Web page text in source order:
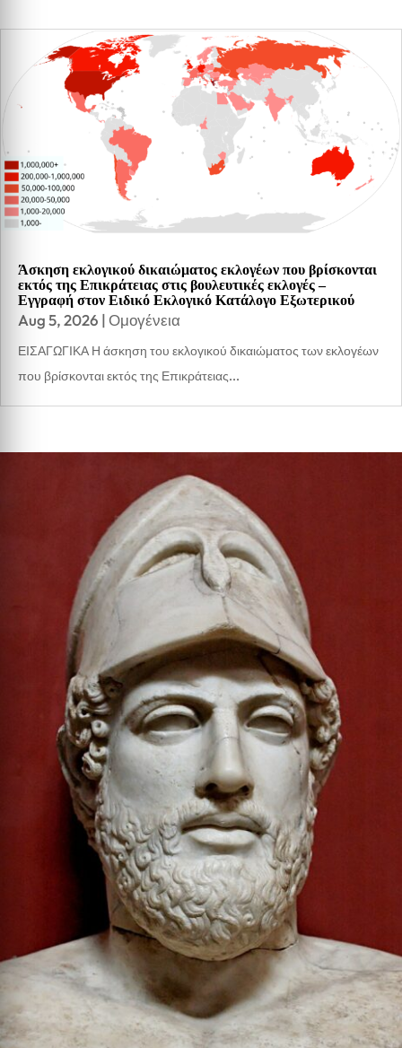
Άσκηση εκλογικού δικαιώματος εκλογέων που βρίσκονται
εκτός της Επικράτειας στις βουλευτικές εκλογές –
Εγγραφή στον Ειδικό Εκλογικό Κατάλογο Εξωτερικού
Aug 5, 2026 |Ομογένεια
ΕΙΣΑΓΩΓΙΚΑ Η άσκηση του εκλογικού δικαιώματος των εκλογέων
που βρίσκονται εκτός της Επικράτειας...